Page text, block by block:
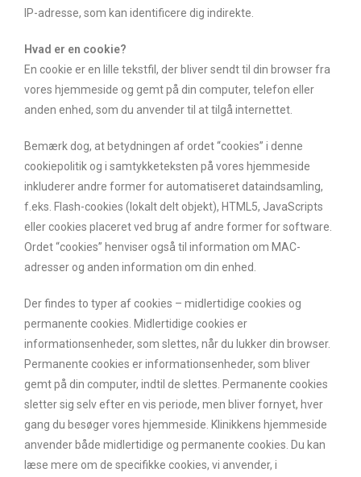
IP-adresse, som kan identificere dig indirekte.
Hvad er en cookie?
En cookie er en lille tekstfil, der bliver sendt til din browser fra
vores hjemmeside og gemt på din computer, telefon eller
anden enhed, som du anvender til at tilgå internettet.
Bemærk dog, at betydningen af ordet “cookies” i denne
cookiepolitik og i samtykketeksten på vores hjemmeside
inkluderer andre former for automatiseret dataindsamling,
f.eks. Flash-cookies (lokalt delt objekt), HTML5, JavaScripts
eller cookies placeret ved brug af andre former for software.
Ordet “cookies” henviser også til information om MAC-
adresser og anden information om din enhed.
Der findes to typer af cookies – midlertidige cookies og
permanente cookies. Midlertidige cookies er
informationsenheder, som slettes, når du lukker din browser.
Permanente cookies er informationsenheder, som bliver
gemt på din computer, indtil de slettes. Permanente cookies
sletter sig selv efter en vis periode, men bliver fornyet, hver
gang du besøger vores hjemmeside. Klinikkens hjemmeside
anvender både midlertidige og permanente cookies. Du kan
læse mere om de specifikke cookies, vi anvender, i